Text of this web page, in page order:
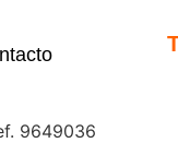
9649036